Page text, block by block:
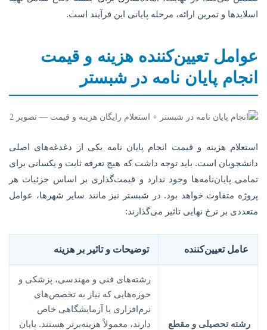
اسلایدها و تمرین ارائه، مرحله پایانی این فرآیند است.
عوامل تعیین‌کننده هزینه و قیمت
انجام پایان نامه در شبستر
استعلام هزینه و قیمت انجام پایان نامه یکی از دغدغه‌های اصلی
دانشجویان است. باید توجه داشت که هیچ تعرفه ثابت و یکسانی برای
تمامی پایان‌نامه‌ها وجود ندارد و قیمت‌گذاری بر اساس جزئیات هر
پروژه متفاوت خواهد بود. در شبستر نیز مانند سایر شهرها، عوامل
متعددی بر نرخ نهایی تاثیر می‌گذارند:
عامل تعیین‌کننده توضیحات و تاثیر بر هزینه
رشته تحصیلی و مقطع
رشته‌های فنی و مهندسی، پزشکی و
حوزه‌هایی که نیاز به تخصص‌های
نرم‌افزاری یا آزمایشگاهی خاص
دارند، معمولاً هزینه‌برتر هستند. پایان